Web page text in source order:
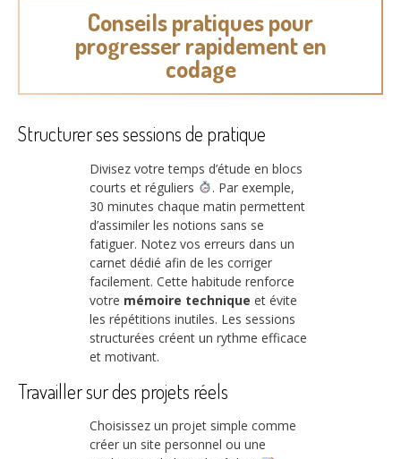
Conseils pratiques pour
progresser rapidement en
codage
Structurer ses sessions de pratique
Divisez votre temps d’étude en blocs
courts et réguliers
. Par exemple,
30 minutes chaque matin permettent
d’assimiler les notions sans se
fatiguer. Notez vos erreurs dans un
carnet dédié afin de les corriger
facilement. Cette habitude renforce
votre mémoire technique et évite
les répétitions inutiles. Les sessions
structurées créent un rythme efficace
et motivant.
Travailler sur des projets réels
Choisissez un projet simple comme
créer un site personnel ou une